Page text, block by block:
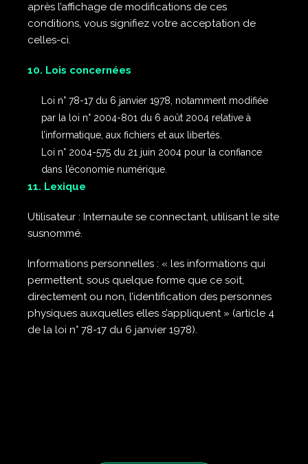
après l’affichage de modifications de ces
conditions, vous signifiez votre acceptation de
celles-ci.
10. Lois concernées
Loi n° 78-17 du 6 janvier 1978, notamment modifiée
par la loi n° 2004-801 du 6 août 2004 relative à
l’informatique, aux fichiers et aux libertés.
Loi n° 2004-575 du 21 juin 2004 pour la confiance
dans l’économie numérique.
11. Lexique
Utilisateur : Internaute se connectant, utilisant le site
susnommé.
Informations personnelles : « les informations qui
permettent, sous quelque forme que ce soit,
directement ou non, l’identification des personnes
physiques auxquelles elles s’appliquent » (article 4
de la loi n° 78-17 du 6 janvier 1978).